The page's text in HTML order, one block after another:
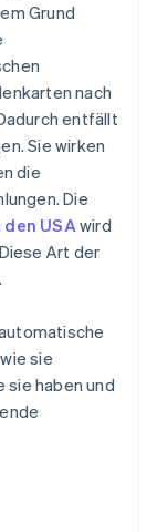
Grund
nach
entfällt
Sie wirken
die
Die
USAwird
Art der
sie
sie haben und